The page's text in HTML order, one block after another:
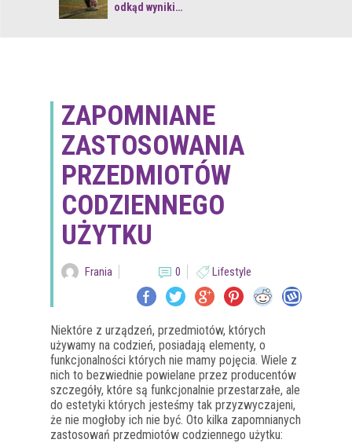
odkąd wyniki…
ZAPOMNIANE
ZASTOSOWANIA
PRZEDMIOTÓW
CODZIENNEGO
UŻYTKU
Frania 0 Lifestyle
Niektóre z urządzeń, przedmiotów, których
używamy na codzień, posiadają elementy, o
funkcjonalności których nie mamy pojęcia. Wiele z
nich to bezwiednie powielane przez producentów
szczegóły, które są funkcjonalnie przestarzałe, ale
do estetyki których jesteśmy tak przyzwyczajeni,
że nie mogłoby ich nie być. Oto kilka zapomnianych
zastosowań przedmiotów codziennego użytku: